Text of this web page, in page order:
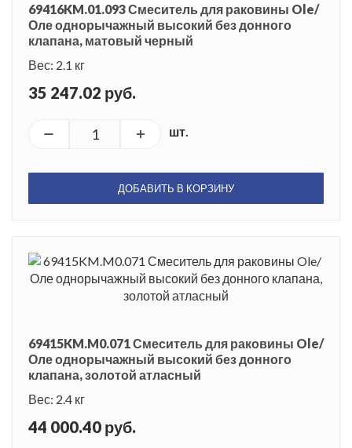
69416KM.01.093 Смеситель для раковины Ole/
Оле однорычажный высокий без донного
клапана, матовый черный
Вес: 2.1 кг
35 247.02 руб.
шт.
ДОБАВИТЬ В КОРЗИНУ
69415KM.M0.071 Смеситель для раковины Ole/
Оле однорычажный высокий без донного
клапана, золотой атласный
Вес: 2.4 кг
44 000.40 руб.